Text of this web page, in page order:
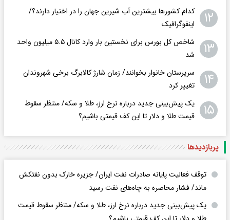
۱۲
کدام کشورها بیشترین آب شیرین جهان را در اختیار دارند؟/
اینفوگرافیک
۱۳
شاخص کل بورس برای نخستین بار وارد کانال ۵.۵ میلیون واحد
شد
۱۴
سرپرستان خانوار بخوانند/ زمان شارژ کالابرگ برخی شهروندان
تغییر کرد
۱۵
یک پیش‌بینی جدید درباره نرخ ارز، طلا و سکه/ منتظر سقوط
قیمت طلا و دلار تا این کف قیمتی باشیم؟
پربازدید‌ها
توقف فعالیت پایانه صادرات نفت ایران/ جزیره خارک بدون نفتکش
ماند/ فشار محاصره به چاه‌های نفت رسید
یک پیش‌بینی جدید درباره نرخ ارز، طلا و سکه/ منتظر سقوط قیمت